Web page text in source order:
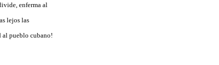
enferma al
lejos las
al pueblo cubano!